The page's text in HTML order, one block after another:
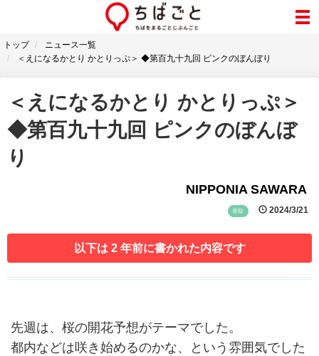
トップ
ニュース一覧
＜えになるかとり かとりっぷ＞ ◆第百九十九回 ピンクのぼんぼり
＜えになるかとり かとりっぷ＞
◆第百九十九回 ピンクのぼんぼ
り
NIPPONIA SAWARA
香取 2024/3/21
以下は 2 年前に書かれた内容です
先週は、桜の開花予想がテーマでした。
都内などは咲き始めるのかな、という雰囲気でした